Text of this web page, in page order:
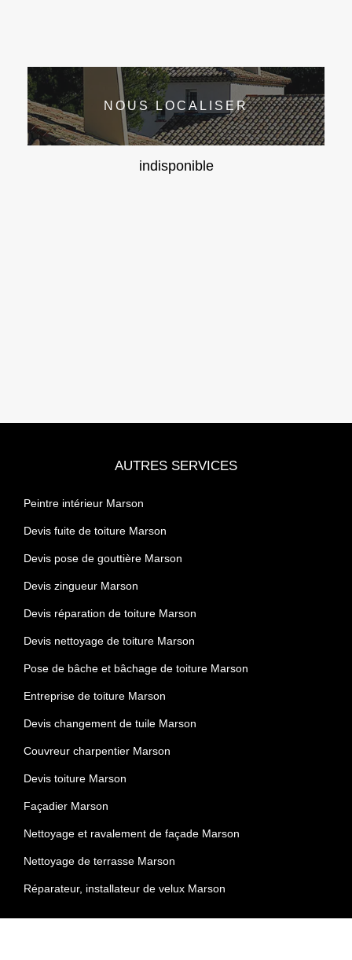
NOUS LOCALISER
indisponible
AUTRES SERVICES
Peintre intérieur Marson
Devis fuite de toiture Marson
Devis pose de gouttière Marson
Devis zingueur Marson
Devis réparation de toiture Marson
Devis nettoyage de toiture Marson
Pose de bâche et bâchage de toiture Marson
Entreprise de toiture Marson
Devis changement de tuile Marson
Couvreur charpentier Marson
Devis toiture Marson
Façadier Marson
Nettoyage et ravalement de façade Marson
Nettoyage de terrasse Marson
Réparateur, installateur de velux Marson